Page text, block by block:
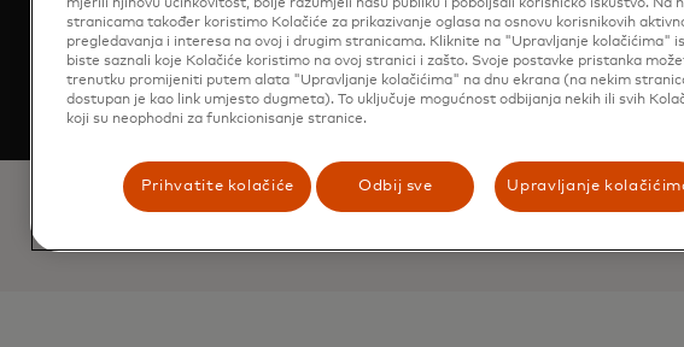
mjerili njihovu učinkovitost, bolje razumjeli našu publiku i poboljšali korisničko iskustvo. Na
stranicama također koristimo Kolačiće za prikazivanje oglasa na osnovu korisnikovih
pregledavanja i interesa na ovoj i drugim stranicama. Kliknite na "Upravljanje kolačićima"
biste saznali koje Kolačiće koristimo na ovoj stranici i zašto. Svoje postavke pristanka
trenutku promijeniti putem alata "Upravljanje kolačićima" na dnu ekrana (na nekim
dostupan je kao link umjesto dugmeta). To uključuje mogućnost odbijanja nekih ili svih
koji su neophodni za funkcionisanje stranice.
Prihvatite kolačiće Odbij sve Upravljanje